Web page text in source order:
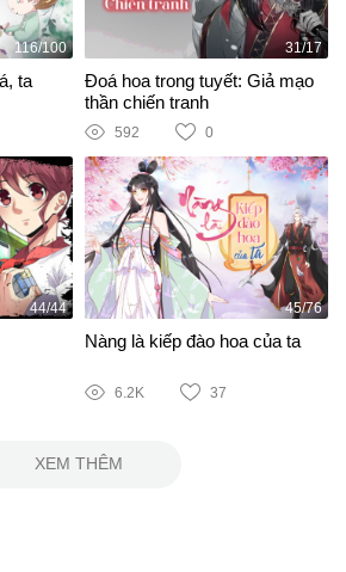
116/100
ta
31/17
Đoá hoa trong tuyết: Giả mạo
thần chiến tranh
592 0
44/44 45/76
Nàng là kiếp đào hoa của ta
6.2K 37
XEM THÊM